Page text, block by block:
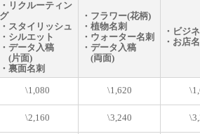
・リクルーティン
グ
・スタイリッシュ
・シルエット
・データ入稿
(片面)
・裏面名刺
・フラワー(花柄)
・植物名刺
・ウォーター名刺
・データ入稿
(両面)
・ビジ
・お店
\1,080 \1,620
\2,160 \3,240